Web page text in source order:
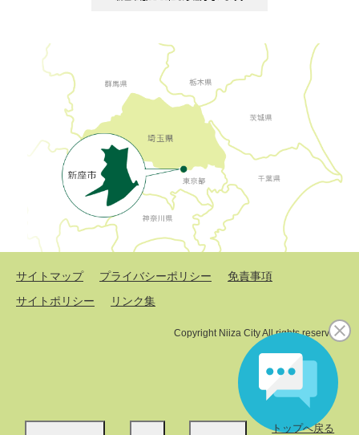
トップへ戻る
サイトマップ プライバシーポリシー
免責事項
サイトポリシー
リンク集
Copyright Niiza City All rights reserved.